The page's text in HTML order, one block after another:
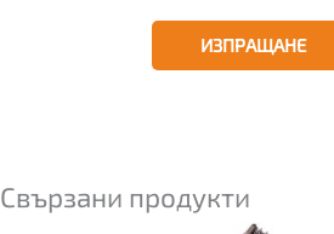
Свързани продукти